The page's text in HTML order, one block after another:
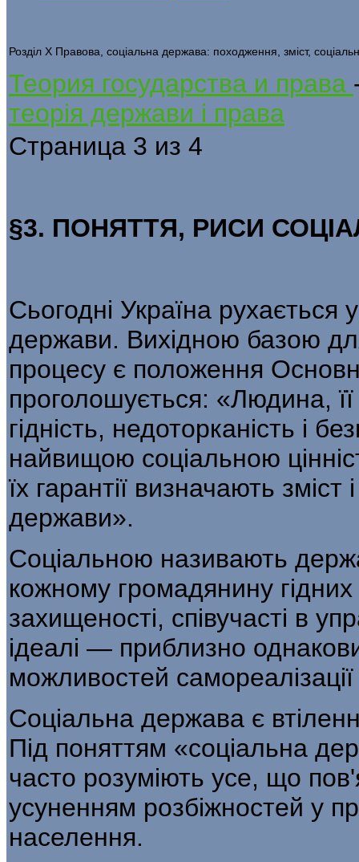
Розділ X Правова, соціальна держава: походження, зміст,
Теория государства и права
теорія держави і права
Страница 3 из 4
§3. ПОНЯТТЯ, РИСИ
Сьогодні Україна рухається
держави. Вихідною базою
процесу є положення
проголошується: «Людина, її
гідність, недоторканість і
найвищою соціальною
їх гарантії визначають зміст
держави».
Соціальною називають
кожному громадянину
захищеності, співучасті в
ідеалі — приблизно
можливостей самореалізації
Соціальна держава є
Під поняттям «соціальна
часто розуміють усе, що
усуненням розбіжностей у
населення.